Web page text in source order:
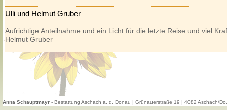
Ulli und Helmut Gruber
Aufrichtige Anteilnahme und ein Licht für die letzte Reise und viel
Helmut Gruber
Anna Schauptmayr- Bestattung Aschach a. d. Donau | Grünauerstraße 19 | 4082 Aschach/